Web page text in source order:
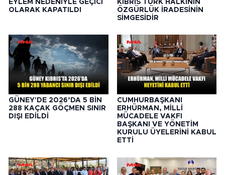
EYLEM NEDENİYLE GEÇİCİ
OLARAK KAPATILDI
KIBRIS TÜRK HALKININ
ÖZGÜRLÜK İRADESİNİN
SİMGESİDİR
GÜNEY'DE 2026’DA 5 BİN
288 KAÇAK GÖÇMEN SINIR
DIŞI EDİLDİ
CUMHURBAŞKANI
ERHÜRMAN, MİLLİ
MÜCADELE VAKFI
BAŞKANI VE YÖNETİM
KURULU ÜYELERİNİ KABUL
ETTİ